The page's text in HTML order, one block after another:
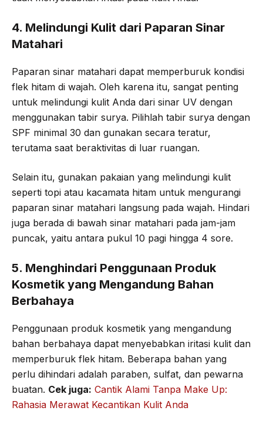
4. Melindungi Kulit dari Paparan Sinar
Matahari
Paparan sinar matahari dapat memperburuk kondisi
flek hitam di wajah. Oleh karena itu, sangat penting
untuk melindungi kulit Anda dari sinar UV dengan
menggunakan tabir surya. Pilihlah tabir surya dengan
SPF minimal 30 dan gunakan secara teratur,
terutama saat beraktivitas di luar ruangan.
Selain itu, gunakan pakaian yang melindungi kulit
seperti topi atau kacamata hitam untuk mengurangi
paparan sinar matahari langsung pada wajah. Hindari
juga berada di bawah sinar matahari pada jam-jam
puncak, yaitu antara pukul 10 pagi hingga 4 sore.
5. Menghindari Penggunaan Produk
Kosmetik yang Mengandung Bahan
Berbahaya
Penggunaan produk kosmetik yang mengandung
bahan berbahaya dapat menyebabkan iritasi kulit dan
memperburuk flek hitam. Beberapa bahan yang
perlu dihindari adalah paraben, sulfat, dan pewarna
buatan. Cek juga: Cantik Alami Tanpa Make Up:
Rahasia Merawat Kecantikan Kulit Anda